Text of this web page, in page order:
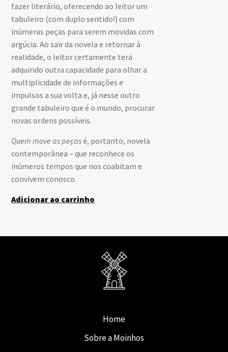
fazer literário, oferecendo ao leitor um
tabuleiro (com duplo sentido!) com
inúmeras peças para serem movidas com
argúcia. Ao sair da novela e retornar à
realidade, o leitor certamente terá
adquirido outra capacidade para olhar a
multiplicidade de informações e
impulsos a sua volta e, já nesse outro
grande tabuleiro que é o mundo, procurar
novas ordens possíveis.
Quem move as peçasé, portanto, novela
contemporânea – que reconhece os
inúmeros tempos que nos coabitam e
convivem conosco.
Adicionar ao carrinho
Home
Sobre a Moinhos